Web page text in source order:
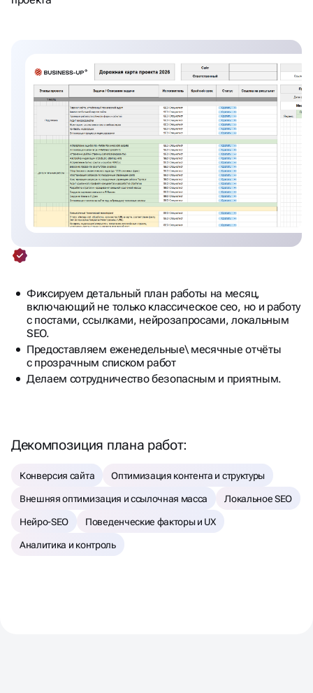
Фиксируем детальный план работы на месяц,
включающий не только классическое сео, но и работу
с постами, ссылками, нейрозапросами, локальным
SEO.
Предоставляем еженедельные\ месячные отчёты
с прозрачным списком работ
Делаем сотрудничество безопасным и приятным.
Декомпозиция плана работ: